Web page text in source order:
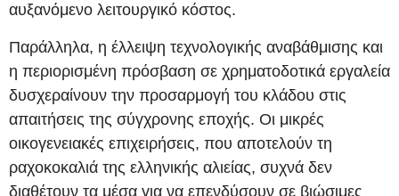
αυξανόμενο λειτουργικό κόστος.
Παράλληλα, η έλλειψη τεχνολογικής αναβάθμισης και
η περιορισμένη πρόσβαση σε χρηματοδοτικά εργαλεία
δυσχεραίνουν την προσαρμογή του κλάδου στις
απαιτήσεις της σύγχρονης εποχής. Οι μικρές
οικογενειακές επιχειρήσεις, που αποτελούν τη
ραχοκοκαλιά της ελληνικής αλιείας, συχνά δεν
διαθέτουν τα μέσα για να επενδύσουν σε βιώσιμες